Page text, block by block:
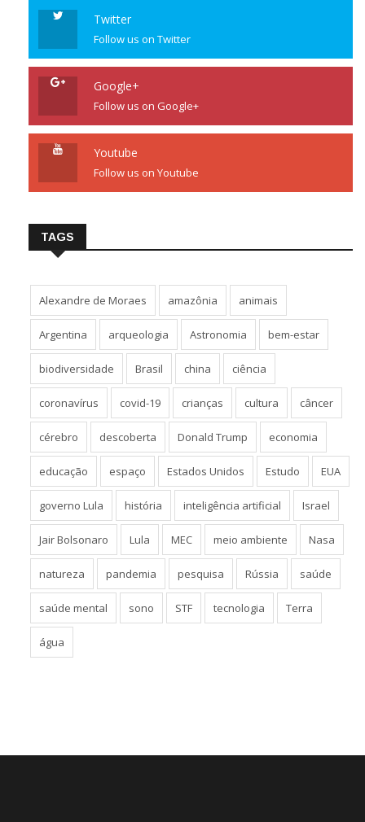
Twitter
Follow us on Twitter
Google+
Follow us on Google+
Youtube
Follow us on Youtube
TAGS
Alexandre de Moraes amazônia animais
Argentina arqueologia Astronomia bem-estar
biodiversidade Brasil china ciência
coronavírus covid-19 crianças cultura câncer
cérebro descoberta Donald Trump economia
educação espaço Estados Unidos Estudo EUA
governo Lula história inteligência artificial Israel
Jair Bolsonaro Lula MEC meio ambiente Nasa
natureza pandemia pesquisa Rússia saúde
saúde mental sono STF tecnologia Terra
água